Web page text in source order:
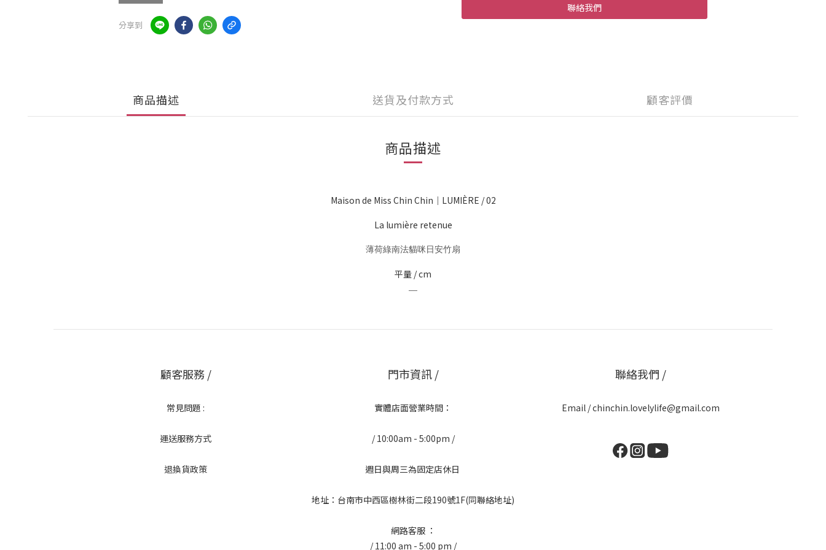
分享到
聯絡我們
商品描述 送貨及付款方式 顧客評價
商品描述
Maison de Miss Chin Chin｜LUMIÈRE / 02
La lumière retenue
薄荷綠南法貓咪日安竹扇
平量 / cm
顧客服務 /
常見問題 :
運送服務方式
退換貨政策
門市資訊 /
實體店面營業時間：
/ 10:00am - 5:00pm /
週日與周三為固定店休日
地址：台南市中西區樹林街二段190號1F(同聯絡地址)
網路客服 ：
/ 11:00 am - 5:00 pm /
聯絡我們 /
Email / chinchin.lovelylife@gmail.com